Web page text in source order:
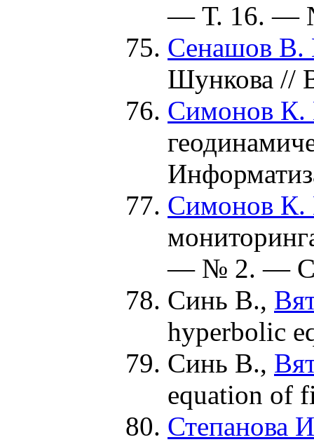
— Т. 16. —
Сенашов В.
Шункова //
Симонов К.
Симонов К.
— № 2. —
Синь B.,
hyperbolic
Синь B.,
equation of
Степанова